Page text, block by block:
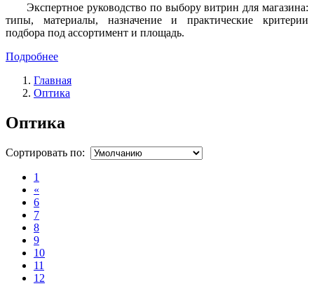
Экспертное руководство по выбору витрин для магазина:
типы, материалы, назначение и практические критерии
подбора под ассортимент и площадь.
Подробнее
Главная
Оптика
Оптика
Сортировать по:
1
«
6
7
8
9
10
11
12